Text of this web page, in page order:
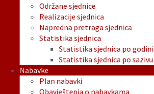
Održane sjednice
Realizacije sjednica
Napredna pretraga sjednica
Statistika sjednica
Statistika sjednica po godini
Statistika sjednica po sazivu
Nabavke
Plan nabavki
Obavještenja o nabavkama